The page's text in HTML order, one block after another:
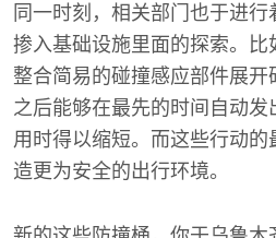
同一时刻，相关部门也于进
掺入基础设施里面的探索。
整合简易的碰撞感应部件展
之后能够在最先的时间自动
用时得以缩短。而这些行动
造更为安全的出行环境。